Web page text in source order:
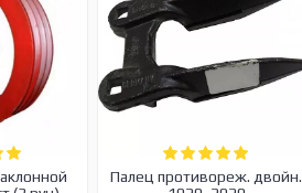
Палец противореж. двойн.